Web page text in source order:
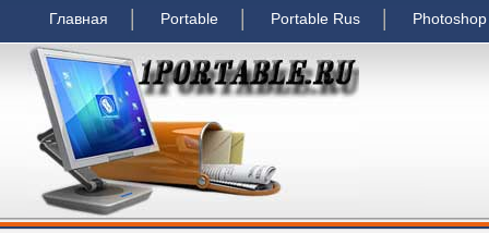
Главная Portable Portable Rus Photoshop